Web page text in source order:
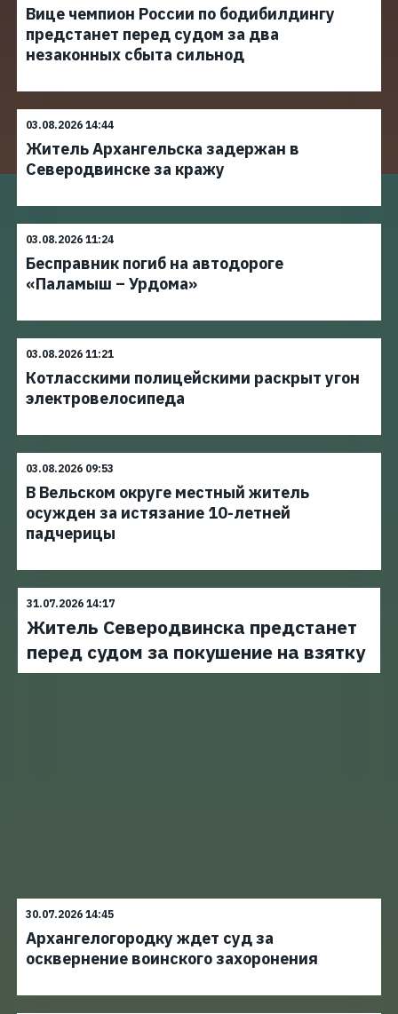
Вице чемпион России по бодибилдингу
предстанет перед судом за два
незаконных сбыта сильнод
03.08.2026 14:44
Житель Архангельска задержан в
Северодвинске за кражу
03.08.2026 11:24
Бесправник погиб на автодороге
«Паламыш – Урдома»
03.08.2026 11:21
Котласскими полицейскими раскрыт угон
электровелосипеда
03.08.2026 09:53
В Вельском округе местный житель
осужден за истязание 10-летней
падчерицы
31.07.2026 14:17
Житель Северодвинска предстанет
перед судом за покушение на взятку
30.07.2026 14:45
Архангелогородку ждет суд за
осквернение воинского захоронения